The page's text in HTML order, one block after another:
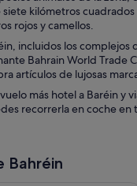
kilómetros
rojos y camellos.
incluidos los
Bahrain World Trade
artículos de lujosas
más hotel a Baréin y
recorrerla en coche en
Bahréin